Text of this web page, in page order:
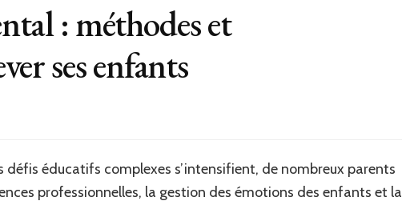
: méthodes et
ses enfants
éducatifs complexes s’intensifient, de nombreux parents
professionnelles, la gestion des émotions des enfants et la